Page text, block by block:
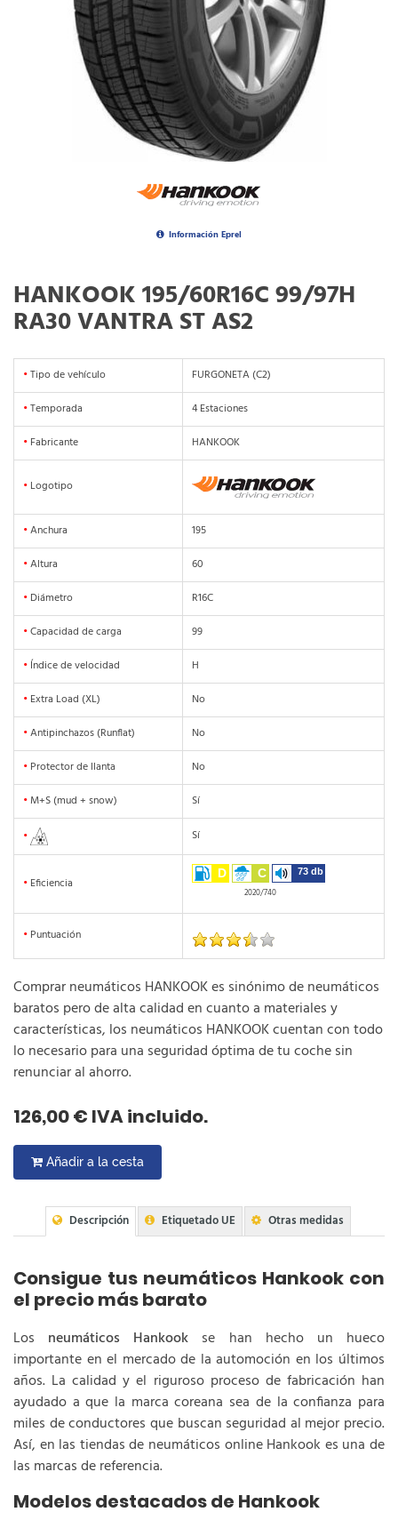
Información Eprel
HANKOOK 195/60R16C 99/97H
RA30 VANTRA ST AS2
•Tipo de vehículo
FURGONETA (C2)
•Temporada
4 Estaciones
• Fabricante HANKOOK
• Logotipo
•Anchura
195
•Altura
60
• Diámetro
R16C
•Capacidad de carga
99
• Índice de velocidad
H
• Extra Load (XL)
No
•Antipinchazos (Runflat)
No
• Protector de llanta
No
• M+S (mud + snow) Sí
• Sí
• Eficiencia
D C 73 db
2020/740
• Puntuación
Comprar neumáticos HANKOOK es sinónimo de neumáticos
baratos pero de alta calidad en cuanto a materiales y
características, los neumáticos HANKOOK cuentan con todo
lo necesario para una seguridad óptima de tu coche sin
renunciar al ahorro.
126,00 € IVA incluido.
Añadir a la cesta
Descripción Etiquetado UE Otras medidas
Consigue tus neumáticos Hankook con
el precio más barato
Los neumáticos Hankook se han hecho un hueco
importante en el mercado de la automoción en los últimos
años. La calidad y el riguroso proceso de fabricación han
ayudado a que la marca coreana sea de la confianza para
miles de conductores que buscan seguridad al mejor precio.
Así, en las tiendas de neumáticos online Hankook es una de
las marcas de referencia.
Modelos destacados de Hankook